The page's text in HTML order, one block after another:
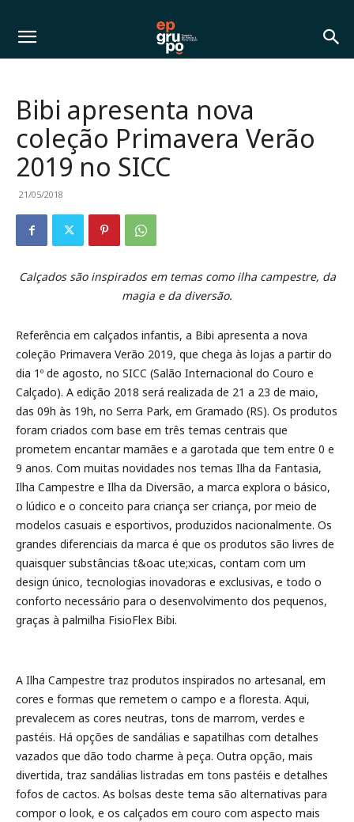
Bibi apresenta nova
coleção Primavera Verão
2019 no SICC
21/05/2018
Calçados são inspirados em temas como ilha campestre, da
magia e da diversão.
Referência em calçados infantis, a Bibi apresenta a nova
coleção Primavera Verão 2019, que chega às lojas a partir do
dia 1º de agosto, no SICC (Salão Internacional do Couro e
Calçado). A edição 2018 será realizada de 21 a 23 de maio,
das 09h às 19h, no Serra Park, em Gramado (RS). Os produtos
foram criados com base em três temas centrais que
prometem encantar mamães e a garotada que tem entre 0 e
9 anos. Com muitas novidades nos temas Ilha da Fantasia,
Ilha Campestre e Ilha da Diversão, a marca explora o básico,
o lúdico e o conceito para criança ser criança, por meio de
modelos casuais e esportivos, produzidos nacionalmente. Os
grandes diferenciais da marca é que os produtos são livres de
quaisquer substâncias t&oac ute;xicas, contam com um
design único, tecnologias inovadoras e exclusivas, e todo o
conforto necessário para o desenvolvimento dos pequenos,
graças à palmilha FisioFlex Bibi.
A Ilha Campestre traz produtos inspirados no artesanal, em
cores e formas que remetem o campo e a floresta. Aqui,
prevalecem as cores neutras, tons de marrom, verdes e
pastéis. Há opções de sandálias e sapatilhas com detalhes
vazados que dão todo charme à peça. Outra opção, mais
divertida, traz sandálias listradas em tons pastéis e detalhes
fofos de cactos. As bolsas deste tema são alternativas para
compor o look, e os calçados em couro com aspecto mais